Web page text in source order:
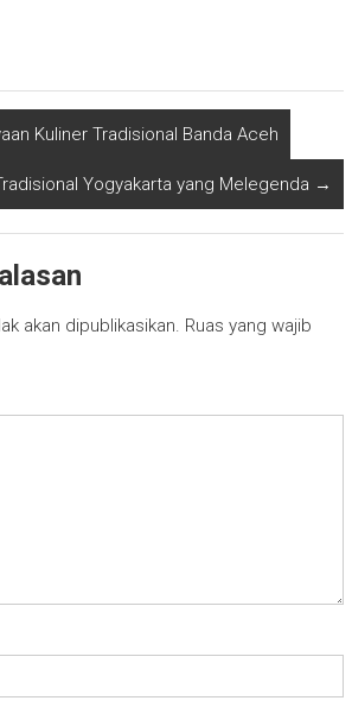
Kuliner Tradisional Banda Aceh
Yogyakarta yang Melegenda →
akan dipublikasikan. Ruas yang wajib